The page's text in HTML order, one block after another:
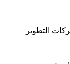
التطوير